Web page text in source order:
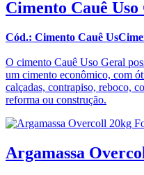
Cimento Cauê
Cód.: Cimento Cauê
O cimento Cauê Uso Geral
um cimento econômico, com
calçadas, contrapiso, reboco,
reforma ou construção.
Argamassa